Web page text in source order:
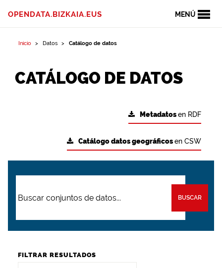
MENÚ
OPENDATA.BIZKAIA.EUS
Inicio Datos Catálogo de datos
CATÁLOGO DE DATOS
Metadatosen RDF
Catálogo datos geográficosen CSW
BUSCAR
FILTRAR RESULTADOS